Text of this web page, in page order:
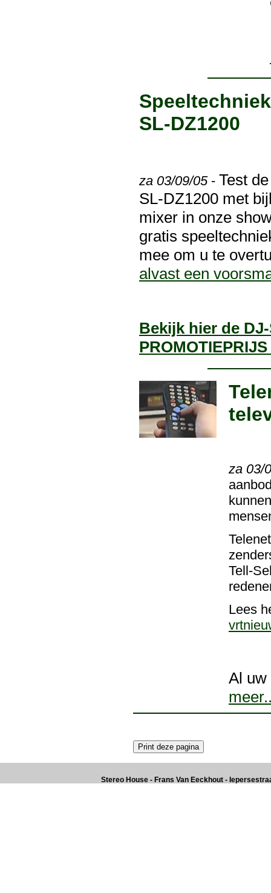
SL-DZ1200
za 03/09/05 - Test
SL-DZ1200 met
mixer in onze
gratis
mee om u te
alvast een
Bekijk hier de
za 03/
Tell-
Lees
Al uw
Stereo House - Frans Van Eeckhout -